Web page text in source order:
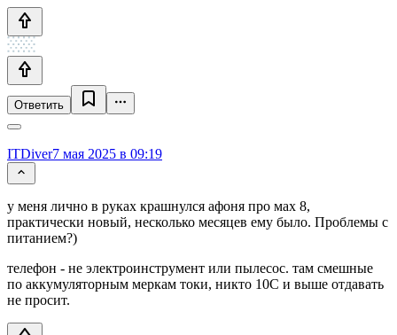
Ответить
ITDiver7 мая 2025 в 09:19
у меня лично в руках крашнулся афоня про мах 8,
практически новый, несколько месяцев ему было. Проблемы с
питанием?)
телефон - не электроинструмент или пылесос. там смешные
по аккумуляторным меркам токи, никто 10С и выше отдавать
не просит.